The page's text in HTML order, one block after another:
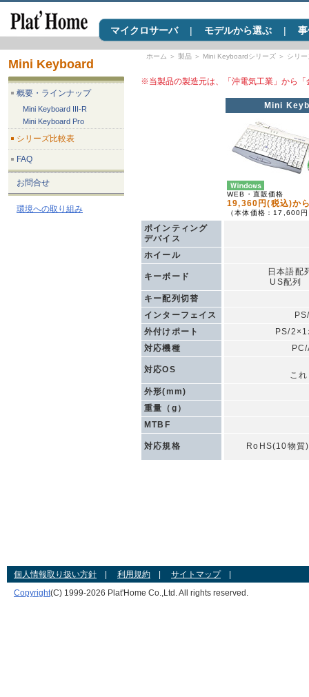
マイクロサーバ | モデルから選ぶ |
Mini Keyboard
概要・ラインナップ
Mini Keyboard III-R
Mini Keyboard Pro
シリーズ比較表
FAQ
お問合せ
環境への取り組み
ホーム ＞ 製品 ＞ Mini Keyboardシリーズ ＞ シリ
※当製品の製造元は、「沖電気工業」から
Mini
WEB・直販価格
19,360円(税込)か
（本体価格：17,600
ポインティング
デバイス
ホイール
キーボード
日本語配
US配列
キー配列切替
インターフェイス
外付けポート
PS/
対応機種
対応OS
こ
外形(mm)
重量（g）
MTBF
対応規格 RoHS(10物質
個人情報取り扱い方針 利用規約 サイトマップ|
Copyright(C) 1999-2026 Plat'Home Co.,Ltd. All rights reserved.